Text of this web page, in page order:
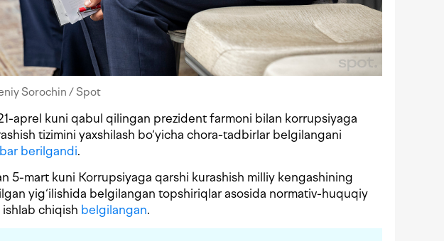
Sorochin / Spot
aprel kuni qabul qilingan prezident farmoni bilan korrupsiyaga
tizimini yaxshilash bo‘yicha chora-tadbirlar belgilangani
berilgandi.
5-mart kuni Korrupsiyaga qarshi kurashish milliy kengashining
yig‘ilishida belgilangan topshiriqlar asosida normativ-huquqiy
ishlab chiqish belgilangan.